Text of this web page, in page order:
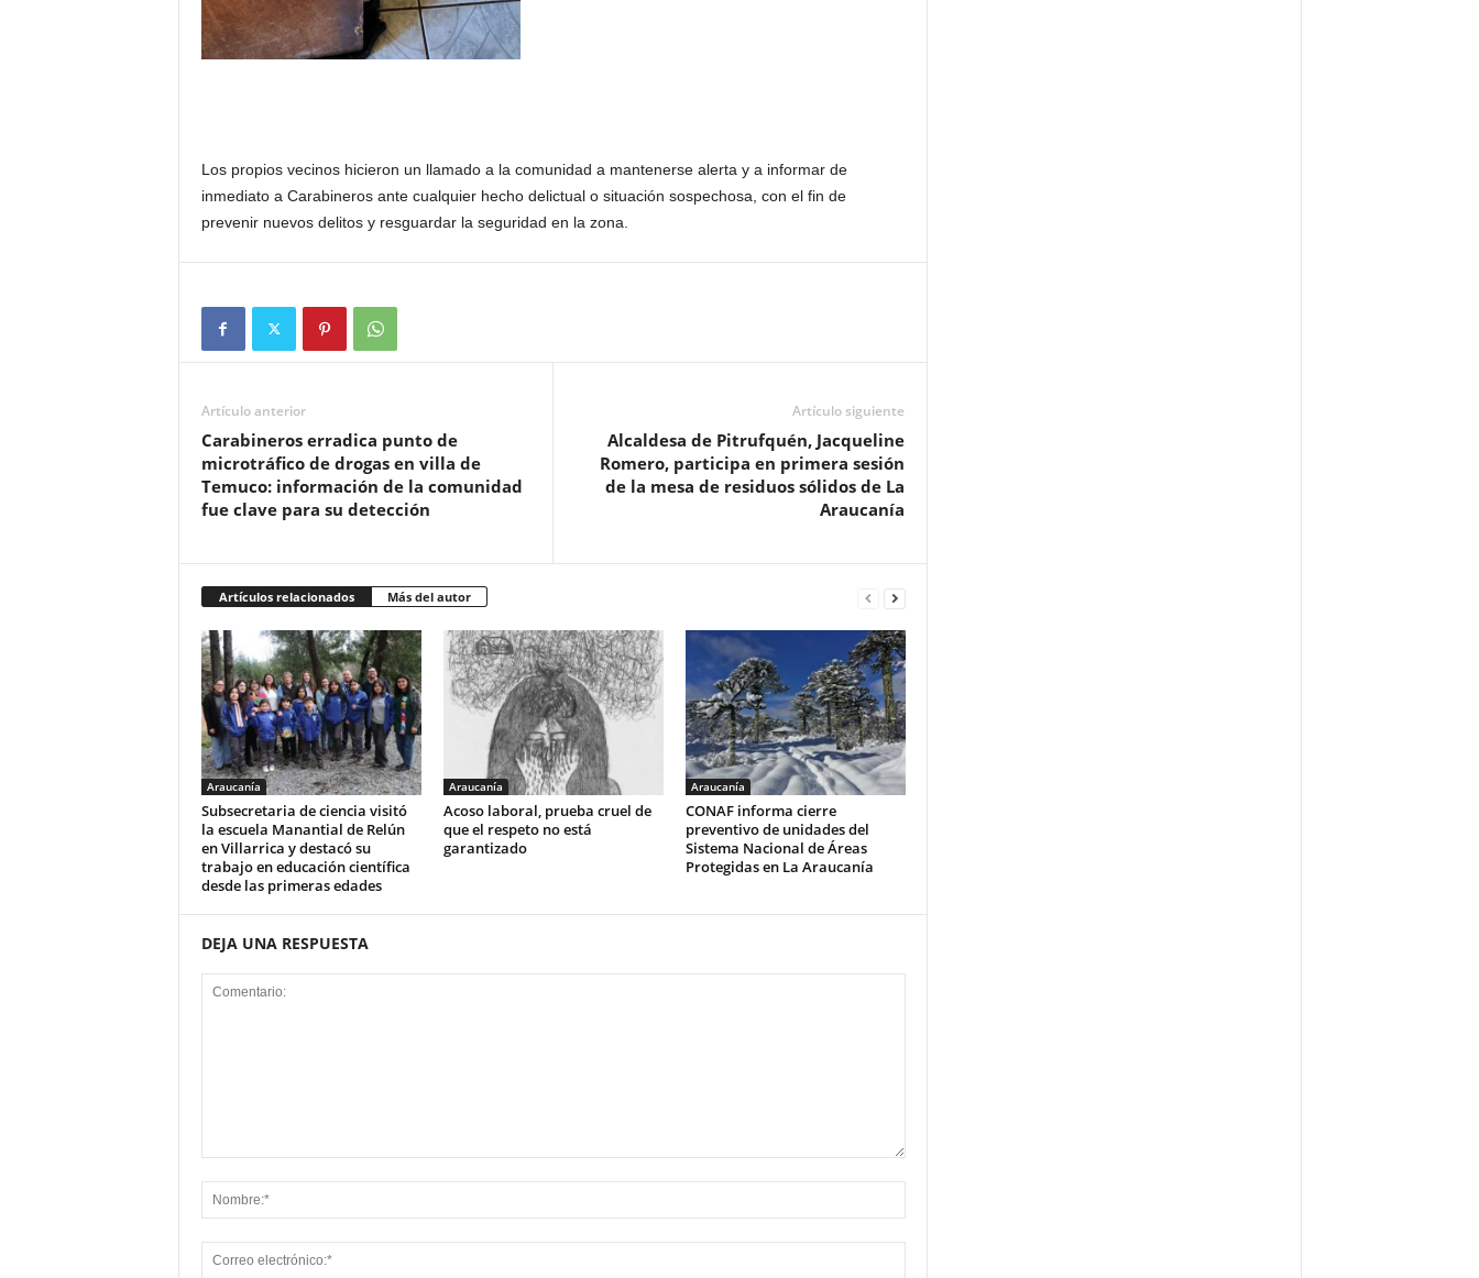
Los propios vecinos hicieron un llamado a la comunidad a mantenerse alerta y a informar de
inmediato a Carabineros ante cualquier hecho delictual o situación sospechosa, con el fin de
prevenir nuevos delitos y resguardar la seguridad en la zona.
Artículo anterior
Carabineros erradica punto de
microtráfico de drogas en villa de
Temuco: información de la comunidad
fue clave para su detección
Artículo siguiente
Alcaldesa de Pitrufquén, Jacqueline
Romero, participa en primera sesión
de la mesa de residuos sólidos de La
Araucanía
Artículos relacionados Más del autor
Araucanía
Subsecretaria de ciencia visitó
la escuela Manantial de Relún
en Villarrica y destacó su
trabajo en educación científica
desde las primeras edades
Araucanía
Acoso laboral, prueba cruel de
que el respeto no está
garantizado
Araucanía
CONAF informa cierre
preventivo de unidades del
Sistema Nacional de Áreas
Protegidas en La Araucanía
DEJA UNA RESPUESTA